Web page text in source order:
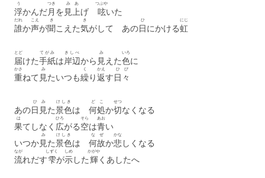
浮
う
かんだ月
つき
を 見
み
上
あ
げ 呟
つぶや
いた
誰
だれ
か声
こえ
が聞
き
こえた気
き
がして あの日
ひ
にかける虹
にじ
届
とど
けた手紙
てがみ
は岸辺
きしべ
から 見
み
えた色
いろ
に
重
かさ
ねて 見
み
たいつも繰
く
り返
かえ
す日々
ひび
あの日
ひ
見
み
た景色
けしき
は 何処
どこ
か切
せつ
なくなる
果
は
てしなく 広
ひろ
がる空
そら
は青
あお
い
いつか見
み
た景色
けしき
は 何故
なぜ
か悲
かな
しくなる
流
なが
れだす雫
しずく
が示
しめ
した輝
かがや
くあしたへ